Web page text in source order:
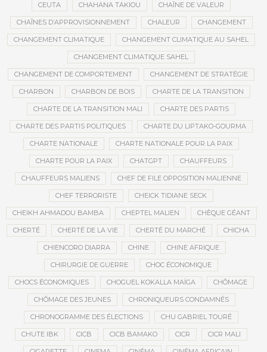
CEUTA CHAHANA TAKIOU CHAÎNE DE VALEUR
CHAÎNES D’APPROVISIONNEMENT CHALEUR CHANGEMENT
CHANGEMENT CLIMATIQUE CHANGEMENT CLIMATIQUE AU SAHEL
CHANGEMENT CLIMATIQUE SAHEL
CHANGEMENT DE COMPORTEMENT CHANGEMENT DE STRATÉGIE
CHARBON CHARBON DE BOIS CHARTE DE LA TRANSITION
CHARTE DE LA TRANSITION MALI CHARTE DES PARTIS
CHARTE DES PARTIS POLITIQUES CHARTE DU LIPTAKO-GOURMA
CHARTE NATIONALE CHARTE NATIONALE POUR LA PAIX
CHARTE POUR LA PAIX CHATGPT CHAUFFEURS
CHAUFFEURS MALIENS CHEF DE FILE OPPOSITION MALIENNE
CHEF TERRORISTE CHEICK TIDIANE SECK
CHEIKH AHMADOU BAMBA CHEPTEL MALIEN CHÈQUE GÉANT
CHERTÉ CHERTÉ DE LA VIE CHERTÉ DU MARCHÉ CHICHA
CHIENCORO DIARRA CHINE CHINE AFRIQUE
CHIRURGIE DE GUERRE CHOC ÉCONOMIQUE
CHOCS ÉCONOMIQUES CHOGUEL KOKALLA MAÏGA CHÔMAGE
CHÔMAGE DES JEUNES CHRONIQUEURS CONDAMNÉS
CHRONOGRAMME DES ÉLECTIONS CHU GABRIEL TOURÉ
CHUTE IBK CICB CICB BAMAKO CICR CICR MALI